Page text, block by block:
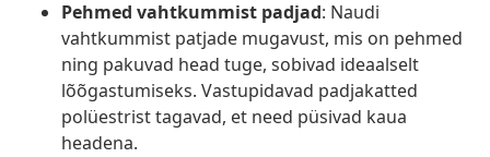
Pehmed vahtkummist padjad: Naudi
vahtkummist patjade mugavust, mis on pehmed
ning pakuvad head tuge, sobivad ideaalselt
lõõgastumiseks. Vastupidavad padjakatted
polüestrist tagavad, et need püsivad kaua
headena.